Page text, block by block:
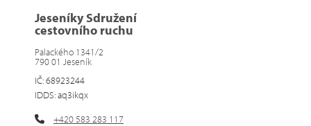
Jeseníky Sdružení
cestovního ruchu
Palackého 1341/2
790 01 Jeseník
IČ: 68923244
IDDS: aq3ikqx
+420 583 283 117